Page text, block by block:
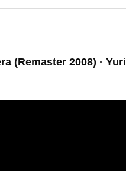
(Remaster 2008) · Yuri